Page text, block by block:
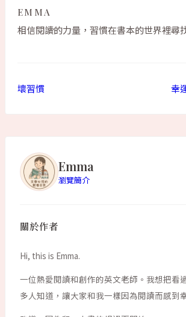
EMMA
相信閱讀的力量，習慣在書本的世界裡尋
壞習慣 幸
Emma
瀏覽簡介
關於作者
Hi, this is Emma.
一位熱愛閱讀和創作的英文老師。我想把看
多人知道，讓大家和我一樣因為閱讀而感到